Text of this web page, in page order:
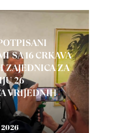
SA 16 CRKAVA
ZAJEDNICA ZA
26
VRIJEDNIH